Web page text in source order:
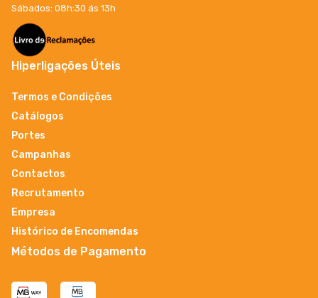
Sábados: 08h:30 ás 13h
Hiperligações Úteis
Termos e Condições
Catálogos
Portes
Campanhas
Contactos
Recrutamento
Empresa
Histórico de Encomendas
Métodos de Pagamento